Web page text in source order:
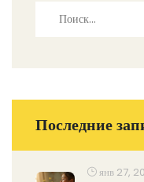
Последние
янв 27,